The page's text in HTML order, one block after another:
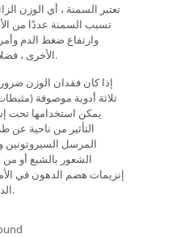
تعتبر السمنة ، أي الوزن
تسبب السمنة عددًا من
وارتفاع ضغط الدم
الأخرى ، فضلاً عن تلف العظام والمفاصل.
إذا كان فقدان الوزن
ثلاثة أدوية موصوفة
يمكن استخدامها
التأثير من ناحية عن
المرسل السيروتونين
الشعور بالشبع أو
إنزيمات هضم الدهون في
الدهون الغذائية غير المهضومة.